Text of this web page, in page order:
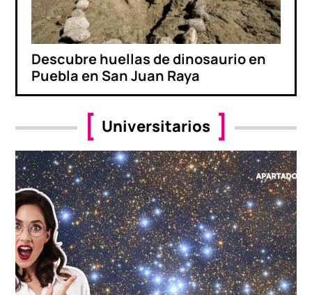
Descubre huellas de dinosaurio en
Puebla en San Juan Raya
Universitarios